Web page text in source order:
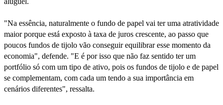
"Na essência, naturalmente o fundo de papel vai ter uma atratividade
maior porque está exposto à taxa de juros crescente, ao passo que
poucos fundos de tijolo vão conseguir equilibrar esse momento da
economia", defende. "E é por isso que não faz sentido ter um
portfólio só com um tipo de ativo, pois os fundos de tijolo e de papel
se complementam, com cada um tendo a sua importância em
cenários diferentes", ressalta.